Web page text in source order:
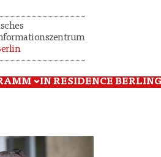
IN RESIDENCE BERLIN